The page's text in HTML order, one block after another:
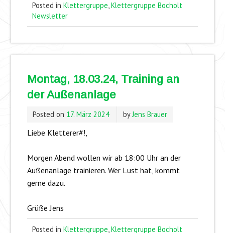
Posted in Klettergruppe,Klettergruppe Bocholt
Newsletter
Montag, 18.03.24, Training an
der Außenanlage
Posted on 17. März 2024 byJens Brauer
Liebe Kletterer#!,
Morgen Abend wollen wir ab 18:00 Uhr an der
Außenanlage trainieren. Wer Lust hat, kommt
gerne dazu.
Grüße Jens
Posted in Klettergruppe,Klettergruppe Bocholt